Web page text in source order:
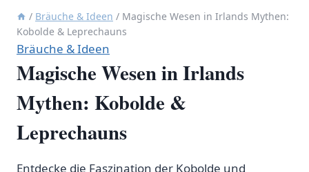
/ Bräuche & Ideen / Magische Wesen in Irlands Mythen:
Kobolde & Leprechauns
Bräuche & Ideen
Magische Wesen in Irlands
Mythen: Kobolde &
Leprechauns
Entdecke die Faszination der Kobolde und